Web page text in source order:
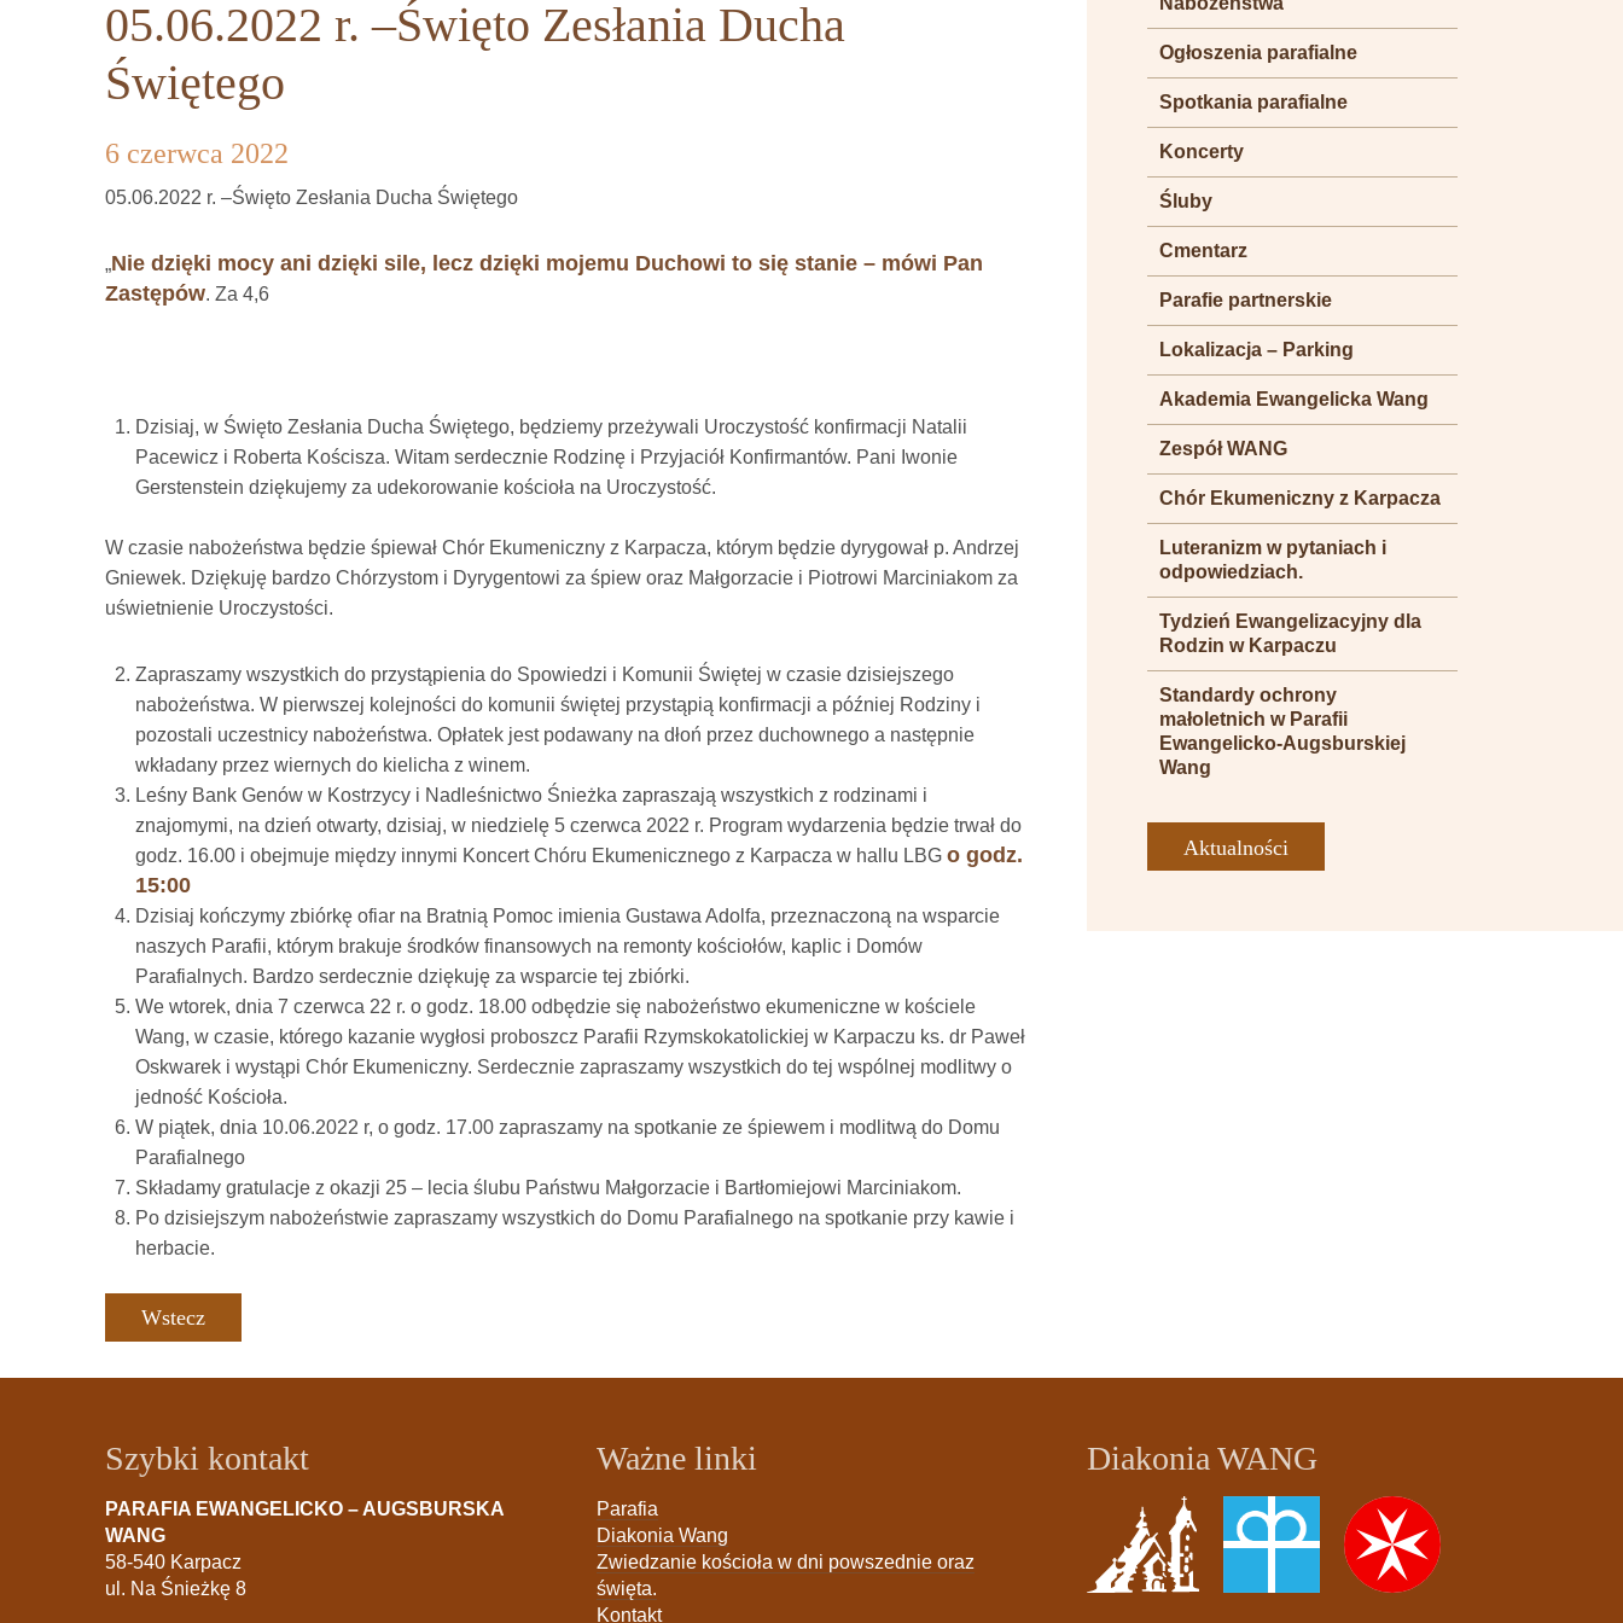
05.06.2022 r. –Święto Zesłania Ducha
Świętego
6 czerwca 2022
05.06.2022 r. –Święto Zesłania Ducha Świętego
„Nie dzięki mocy ani dzięki sile, lecz dzięki mojemu Duchowi to się stanie – mówi Pan
Zastępów. Za 4,6
Dzisiaj, w Święto Zesłania Ducha Świętego, będziemy przeżywali Uroczystość konfirmacji Natalii
Pacewicz i Roberta Kościsza. Witam serdecznie Rodzinę i Przyjaciół Konfirmantów. Pani Iwonie
Gerstenstein dziękujemy za udekorowanie kościoła na Uroczystość.
W czasie nabożeństwa będzie śpiewał Chór Ekumeniczny z Karpacza, którym będzie dyrygował p. Andrzej
Gniewek. Dziękuję bardzo Chórzystom i Dyrygentowi za śpiew oraz Małgorzacie i Piotrowi Marciniakom za
uświetnienie Uroczystości.
Zapraszamy wszystkich do przystąpienia do Spowiedzi i Komunii Świętej w czasie dzisiejszego
nabożeństwa. W pierwszej kolejności do komunii świętej przystąpią konfirmacji a później Rodziny i
pozostali uczestnicy nabożeństwa. Opłatek jest podawany na dłoń przez duchownego a następnie
wkładany przez wiernych do kielicha z winem.
Leśny Bank Genów w Kostrzycy i Nadleśnictwo Śnieżka zapraszają wszystkich z rodzinami i
znajomymi, na dzień otwarty, dzisiaj, w niedzielę 5 czerwca 2022 r. Program wydarzenia będzie trwał do
godz. 16.00 i obejmuje między innymi Koncert Chóru Ekumenicznego z Karpacza w hallu LBG o godz.
15:00
Dzisiaj kończymy zbiórkę ofiar na Bratnią Pomoc imienia Gustawa Adolfa, przeznaczoną na wsparcie
naszych Parafii, którym brakuje środków finansowych na remonty kościołów, kaplic i Domów
Parafialnych. Bardzo serdecznie dziękuję za wsparcie tej zbiórki.
We wtorek, dnia 7 czerwca 22 r. o godz. 18.00 odbędzie się nabożeństwo ekumeniczne w kościele
Wang, w czasie, którego kazanie wygłosi proboszcz Parafii Rzymskokatolickiej w Karpaczu ks. dr Paweł
Oskwarek i wystąpi Chór Ekumeniczny. Serdecznie zapraszamy wszystkich do tej wspólnej modlitwy o
jedność Kościoła.
W piątek, dnia 10.06.2022 r, o godz. 17.00 zapraszamy na spotkanie ze śpiewem i modlitwą do Domu
Parafialnego
Składamy gratulacje z okazji 25 – lecia ślubu Państwu Małgorzacie i Bartłomiejowi Marciniakom.
Po dzisiejszym nabożeństwie zapraszamy wszystkich do Domu Parafialnego na spotkanie przy kawie i
herbacie.
Wstecz
Ogłoszenia parafialne
Spotkania parafialne
Koncerty
Śluby
Cmentarz
Parafie partnerskie
Lokalizacja – Parking
Akademia Ewangelicka Wang
Zespół WANG
Chór Ekumeniczny z Karpacza
Luteranizm w pytaniach i
odpowiedziach.
Tydzień Ewangelizacyjny dla
Rodzin w Karpaczu
Standardy ochrony
małoletnich w Parafii
Ewangelicko-Augsburskiej
Wang
Aktualności
Szybki kontakt
PARAFIA EWANGELICKO – AUGSBURSKA
WANG
58-540 Karpacz
ul. Na Śnieżkę 8
Ważne linki
Parafia
Diakonia Wang
Zwiedzanie kościoła w dni powszednie oraz
święta.
Kontakt
Diakonia WANG